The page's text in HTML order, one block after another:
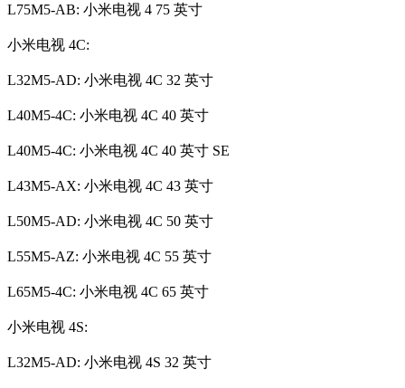
L75M5-AB: 小米电视 4 75 英寸
小米电视 4C:
L32M5-AD: 小米电视 4C 32 英寸
L40M5-4C: 小米电视 4C 40 英寸
L40M5-4C: 小米电视 4C 40 英寸 SE
L43M5-AX: 小米电视 4C 43 英寸
L50M5-AD: 小米电视 4C 50 英寸
L55M5-AZ: 小米电视 4C 55 英寸
L65M5-4C: 小米电视 4C 65 英寸
小米电视 4S:
L32M5-AD: 小米电视 4S 32 英寸